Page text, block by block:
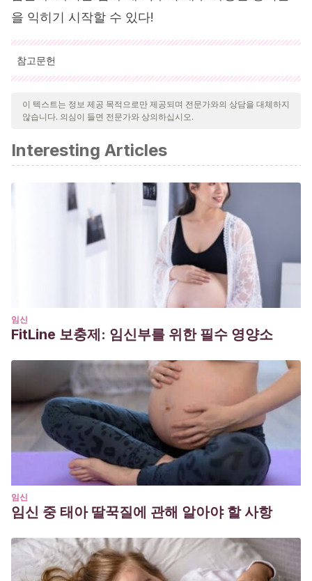
을 익히기 시작할 수 있다!
참고문헌
인용된 모든 출처는 우리 팀에 의해 집요하게 검토되어 질의의 질,
신뢰성, 시대에 맞음 및 타당성을 보장하기 위해 처리되었습니다.
이 문서의 참고 문헌은 신뢰성이 있으며 학문적 또는 과학적으로 정
Moreno Ricard, V. E., Sampayo Hernández, I. C., &
Guerra Castellanos, L. (2018). La estimulación de la
comunicación en la etapa gestacional.
Humanidades
(2), 356-369.
http://scielo.sld.cu/scielo.php?
script=sci_arttext&pid=S1727-81202018000200356
Aguilar Cordero, M. J., Vieite Ravelo, M., Padilla López,
C. A., Mur Villar, N., Rizo Baeza, M., & Gómez García, C.
(2012). La estimulación prenatal: Resultados relevantes
http://scielo.isciii.es/scielo.php?
Hernández, K.(2016). La estimulación prenatal: Evolución
y beneficios.
http://repositoriounicaes.catolica.edu.sv/handle/123456789/
이 텍스트는 정보 제공 목적으로만 제공되며 전문가와의 상담을 대체하지
않습니다. 의심이 들면 전문가와 상의하십시오.
Interesting Articles
임신
FitLine 보충제: 임신부를 위한 필수 영양소
임신
임신 중 태아 딸꾹질에 관해 알아야 할 사항